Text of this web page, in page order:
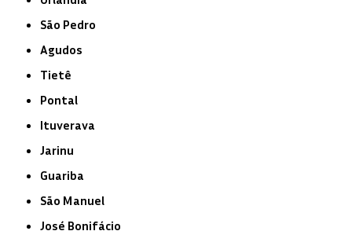
São Pedro
Agudos
Tietê
Pontal
Ituverava
Jarinu
Guariba
São Manuel
José Bonifácio